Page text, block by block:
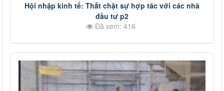
Hội nhập kinh tế: Thắt chặt sự hợp tác với các nhà
đầu tư p2
Đã xem: 416